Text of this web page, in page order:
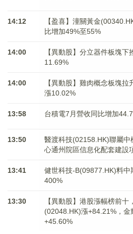
14:12
【盈喜】潼關黃金
比增加49%至55%
14:00
【異動股】分立器件板塊
11.69%
14:00
【異動股】雞肉概念板塊
漲10.02%
13:58 台積電7月營收同比增加
13:50
醫渡科技(02158.HK)聯屬中
心通州院區信息化配套建設
13:41
健世科技-B(09877.HK)料中
400%
13:30
【異動股】港股漲幅榜前十
(02048.HK)漲+84.21%，
+45.60%